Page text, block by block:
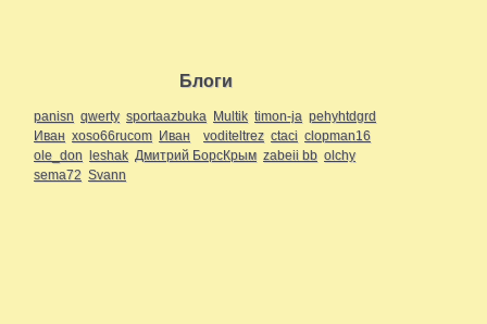
Блоги
panisn qwerty sportaazbuka Multik timon-ja pehyhtdgrd
Иван xoso66rucom Иван voditeltrez ctaci clopman16
ole_don leshak Дмитрий БорсКрым zabeii bb olchy
sema72 Svann